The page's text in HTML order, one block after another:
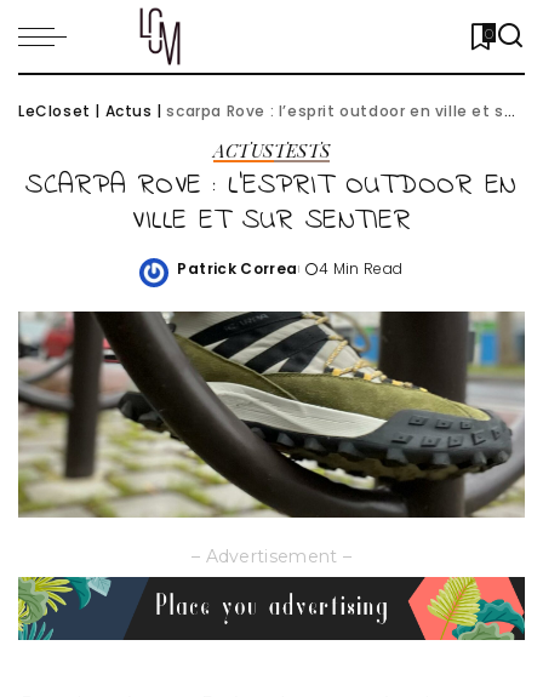
0
LeCloset | Actus |scarpa Rove : l’esprit outdoor en ville et sur sentier
ACTUSTESTS
SCARPA ROVE : L’ESPRIT OUTDOOR EN
VILLE ET SUR SENTIER
Posted
Patrick Correa 4 Min Read
– Advertisement –